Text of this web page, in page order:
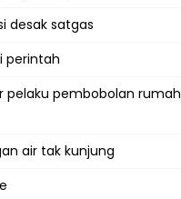
desak satgas
perintah
pelaku pembobolan rumah
air tak kunjung